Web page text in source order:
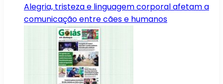
Alegria, tristeza e linguagem corporal afetam a
comunicação entre cães e humanos